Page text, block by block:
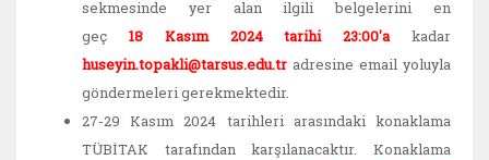
sekmesinde yer alan ilgili belgelerini en
geç 18 Kasım 2024 tarihi 23:00'akadar
huseyin.topakli@tarsus.edu.tr adresine email yoluyla
göndermeleri gerekmektedir.
27-29 Kasım 2024 tarihleri arasındaki konaklama
TÜBİTAK tarafından karşılanacaktır. Konaklama